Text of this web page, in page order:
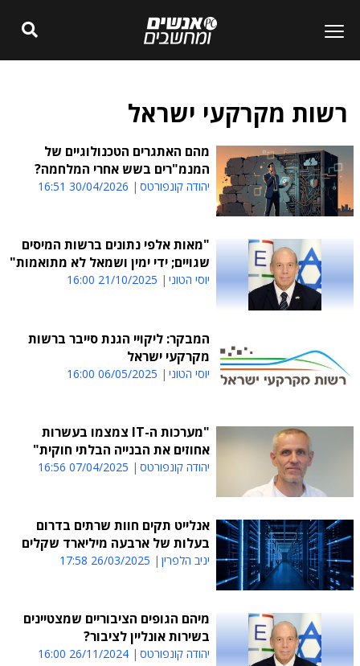
רשות מקרקעי ישראל
מהם האתגרים הטכנולוגיים של
המנמ"רים בשש אחרי המלחמה?
יהודה קונפורטס 30/04/2026 16:51
"מאות אלפי נתונים ברשות המיסים
שגויים; ידי ימין ושמאל לא מתואמות"
יוסי הטוני 21/10/2025 16:00
המבקר: ליקויי הגנת סייבר ברשות
מקרקעי ישראל
יוסי הטוני 06/05/2025 16:00
"מערכות ה-IT צמצמו בעשרות
אחוזים את הבנייה הבלתי חוקית"
יהודה קונפורטס 07/04/2025 16:56
אנלייט תקים חוות שרתים בדרום
בעלות של ארבעה מיליארד שקלים
יניב הלפרין 26/03/2025 17:58
מיהם הגופים הציבוריים שמצטיינים
בשירות אונליין לציבור?
יהודה קונפורטס 26/11/2024 16:00